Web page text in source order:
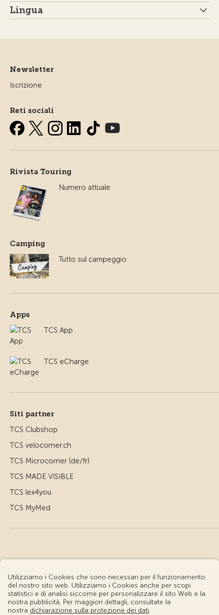
Lingua
Newsletter
Iscrizione
Reti sociali
Rivista Touring
Numero attuale
Camping
Tutto sul campeggio
Apps
TCS App
TCS eCharge
Siti partner
TCS Clubshop
TCS velocorner.ch
TCS Microcorner (de/fr)
TCS MADE VISIBLE
TCS lex4you
TCS MyMed